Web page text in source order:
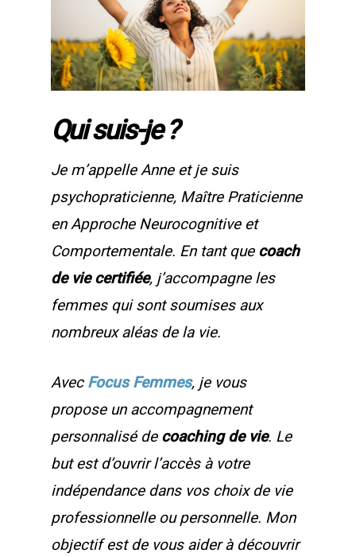
Qui suis-je ?
Je m’appelle Anne et je suis
psychopraticienne, Maître Praticienne
en Approche Neurocognitive et
Comportementale. En tant quecoach
de vie certifiée, j’accompagne les
femmes qui sont soumises aux
nombreux aléas de la vie.
AvecFocus Femmes, je vous
propose un accompagnement
personnalisé decoaching de vie. Le
but est d’ouvrir l’accès à votre
indépendance dans vos choix de vie
professionnelle ou personnelle. Mon
objectif est de vous aider à découvrir